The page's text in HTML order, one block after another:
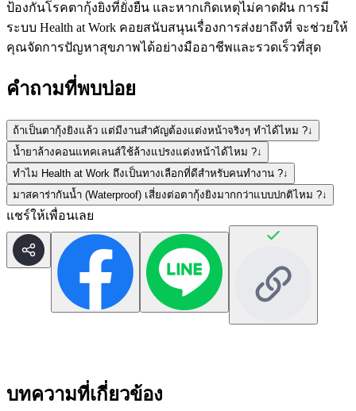
ป้องกันโรคตากุ้งยิงที่ยั่งยืน และหากเกิดเหตุไม่คาดฝัน การมี
ระบบ Health at Work คอยสนับสนุนเรื่องการส่งยาถึงที่ จะช่วยให้
คุณจัดการปัญหาสุขภาพได้อย่างมืออาชีพและรวดเร็วที่สุด
คำถามที่พบบ่อย
ถ้าเป็นตากุ้งยิงแล้ว แต่มีงานสำคัญต้องแต่งหน้าจริงๆ ทำได้ไหม ?↓
น้ำยาล้างคอนแทคเลนส์ใช้ล้างแปรงแต่งหน้าได้ไหม ?↓
ทำไม Health at Work ถึงเป็นทางเลือกที่ดีสำหรับคนทำงาน ?↓
มาสคาร่ากันน้ำ (Waterproof) เสี่ยงต่อตากุ้งยิงมากกว่าแบบปกติไหม ?↓
แชร์ให้เพื่อนเลย
บทความที่เกี่ยวข้อง